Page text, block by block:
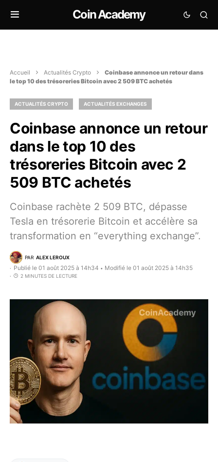
Coin Academy
Accueil Actualités Crypto
Coinbase annonce un retour dans
le top 10 des trésoreries Bitcoin avec 2 509 BTC achetés
ACTUALITÉS CRYPTO ACTUALITÉS EXCHANGES
Coinbase annonce un retour
dans le top 10 des
trésoreries Bitcoin avec 2
509 BTC achetés
Coinbase rachète 2 509 BTC, dépasse
Tesla en trésorerie Bitcoin et accélère sa
transformation en “everything exchange”.
PAR ALEX LEROUX
Publié le 01 août 2025 à 14h34 • Modifié le 01 août 2025 à 14h35
2 MINUTES DE LECTURE